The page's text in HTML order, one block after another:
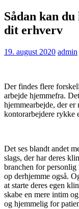
Sådan kan
dit erhverv
19. august 2020 admin
Der findes flere
arbejde hjemmefra.
hjemmearbejde, der
kontorarbejdere rykke
Det ses blandt andet
slags, der har deres
branchen for
op derhjemme også.
at starte deres egen
skabe en mere intim
og hjemmelig for